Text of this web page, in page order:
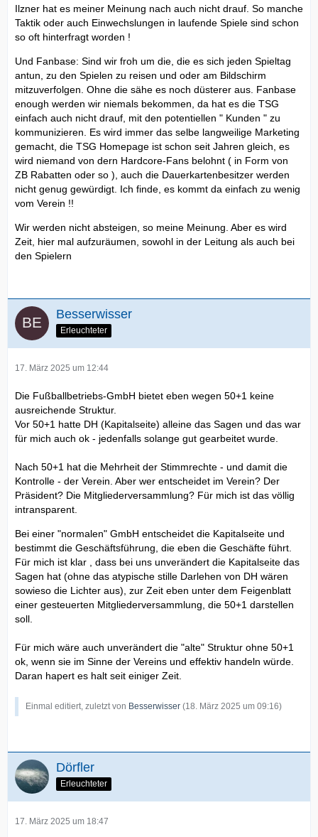
Ilzner hat es meiner Meinung nach auch nicht drauf. So manche
Taktik oder auch Einwechslungen in laufende Spiele sind schon
so oft hinterfragt worden !
Und Fanbase: Sind wir froh um die, die es sich jeden Spieltag
antun, zu den Spielen zu reisen und oder am Bildschirm
mitzuverfolgen. Ohne die sähe es noch düsterer aus. Fanbase
enough werden wir niemals bekommen, da hat es die TSG
einfach auch nicht drauf, mit den potentiellen " Kunden " zu
kommunizieren. Es wird immer das selbe langweilige Marketing
gemacht, die TSG Homepage ist schon seit Jahren gleich, es
wird niemand von dern Hardcore-Fans belohnt ( in Form von
ZB Rabatten oder so ), auch die Dauerkartenbesitzer werden
nicht genug gewürdigt. Ich finde, es kommt da einfach zu wenig
vom Verein !!
Wir werden nicht absteigen, so meine Meinung. Aber es wird
Zeit, hier mal aufzuräumen, sowohl in der Leitung als auch bei
den Spielern
Besserwisser
Erleuchteter
17. März 2025 um 12:44
Die Fußballbetriebs-GmbH bietet eben wegen 50+1 keine
ausreichende Struktur.
Vor 50+1 hatte DH (Kapitalseite) alleine das Sagen und das war
für mich auch ok - jedenfalls solange gut gearbeitet wurde.
Nach 50+1 hat die Mehrheit der Stimmrechte - und damit die
Kontrolle - der Verein. Aber wer entscheidet im Verein? Der
Präsident? Die Mitgliederversammlung? Für mich ist das völlig
intransparent.
Bei einer "normalen" GmbH entscheidet die Kapitalseite und
bestimmt die Geschäftsführung, die eben die Geschäfte führt.
Für mich ist klar , dass bei uns unverändert die Kapitalseite das
Sagen hat (ohne das atypische stille Darlehen von DH wären
sowieso die Lichter aus), zur Zeit eben unter dem Feigenblatt
einer gesteuerten Mitgliederversammlung, die 50+1 darstellen
soll.
Für mich wäre auch unverändert die "alte" Struktur ohne 50+1
ok, wenn sie im Sinne der Vereins und effektiv handeln würde.
Daran hapert es halt seit einiger Zeit.
Einmal editiert, zuletzt von Besserwisser (18. März 2025 um 09:16)
Dörfler
Erleuchteter
17. März 2025 um 18:47